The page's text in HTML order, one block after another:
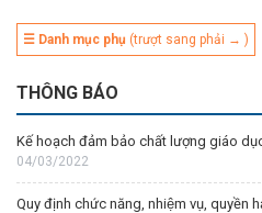
☰ Danh mục phụ (trượt sang phải → )
THÔNG BÁO
Kế hoạch đảm bảo chất lượng giáo
04/03/2022
Quy định chức năng, nhiệm vụ, quyền